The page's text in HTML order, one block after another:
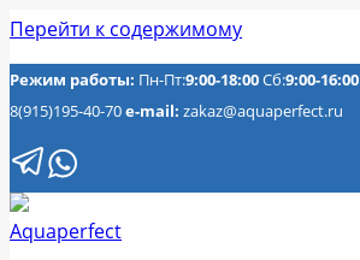
Перейти к содержимому
Режим работы: Пн-Пт:9:00-18:00Сб:9:00-16:00
8(915)195-40-70e-mail: zakaz@aquaperfect.ru